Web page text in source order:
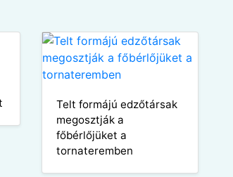
Telt formájú edzőtársak
megosztják a
főbérlőjüket a
tornateremben